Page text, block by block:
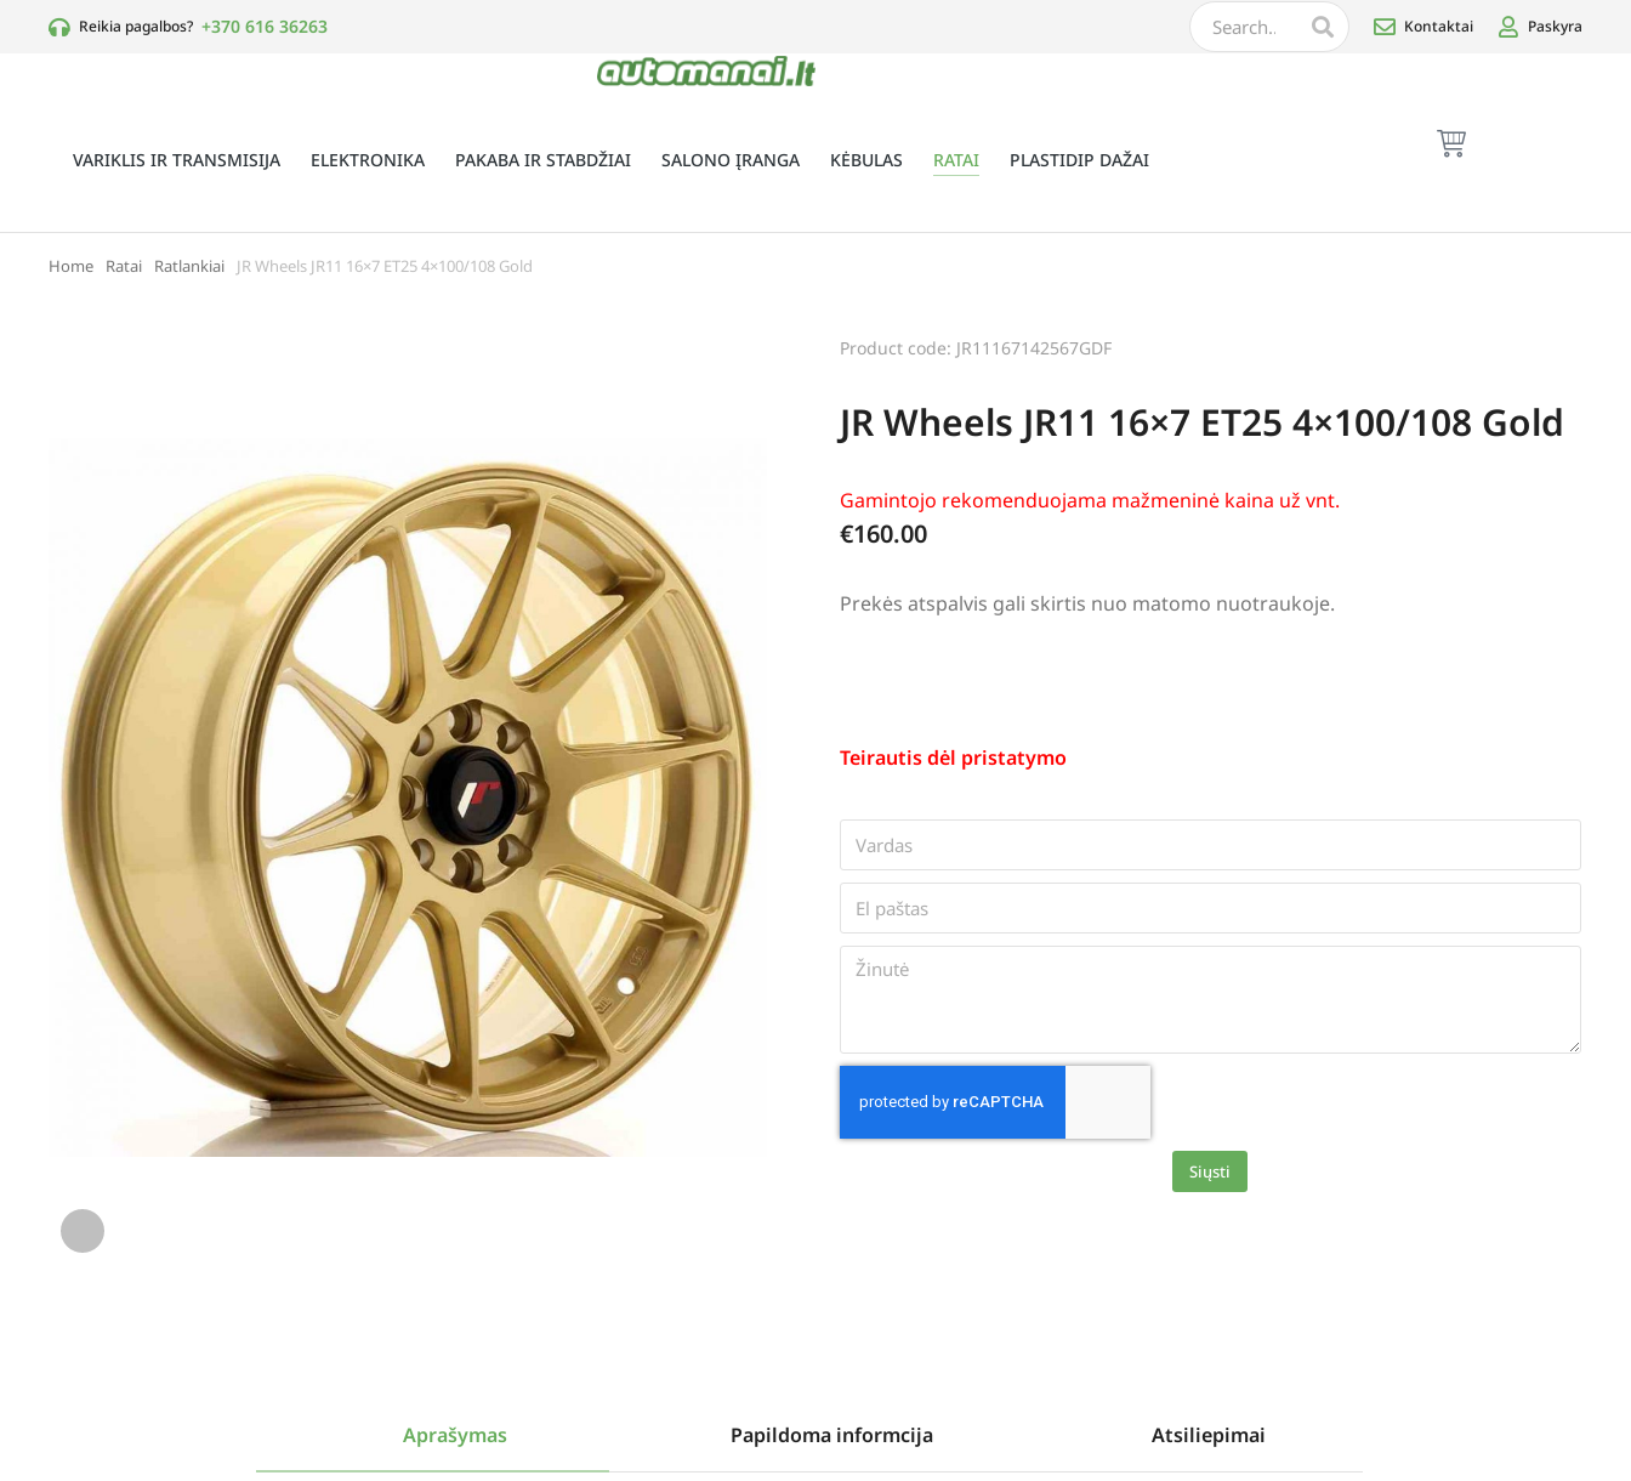
Reikia pagalbos? +370 616 36263 Kontaktai Paskyra
VARIKLIS IR TRANSMISIJA ELEKTRONIKA PAKABA IR STABDŽIAI SALONO ĮRANGA KĖBULAS RATAI PLASTIDIP DAŽAI
You are here:
Home Ratai Ratlankiai JR Wheels JR11 16×7 ET25 4×100/108 Gold
Product code: JR11167142567GDF
JR Wheels JR11 16×7 ET25 4×100/108 Gold
Gamintojo rekomenduojama mažmeninė kaina už vnt.
€160.00
Prekės atspalvis gali skirtis nuo matomo nuotraukoje.
Teirautis dėl pristatymo
Siųsti
Aprašymas Papildoma informcija Atsiliepimai